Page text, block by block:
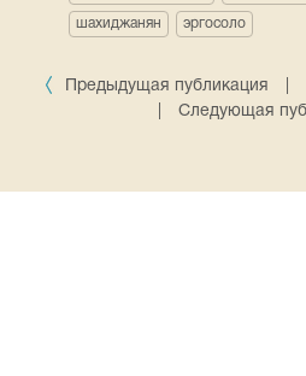
шахиджанян эргосоло
Предыдущая публикация
Следующая